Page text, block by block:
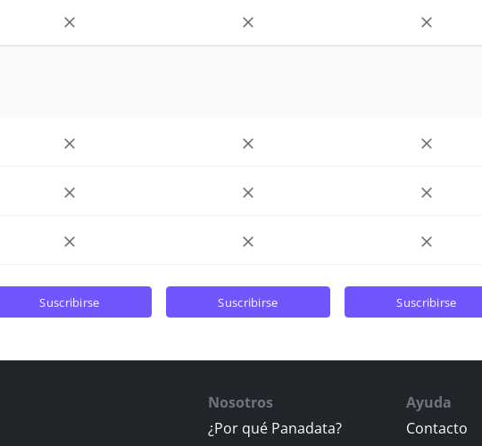
suscribirse suscribirse suscribirse
Nosotros
¿Por qué Panadata?
Ayuda
Contacto